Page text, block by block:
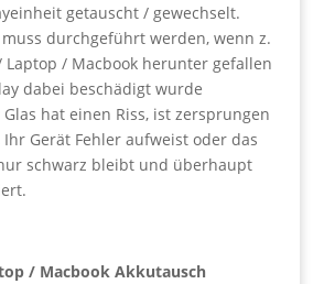
getauscht / gewechselt.
durchgeführt werden, wenn z.
Laptop / Macbook herunter gefallen
dabei beschädigt wurde
hat einen Riss, ist zersprungen
Gerät Fehler aufweist oder das
schwarz bleibt und überhaupt
/ Macbook Akkutausch